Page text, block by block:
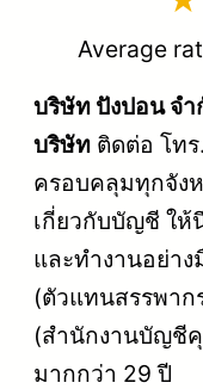
Average
บริษัท ปังปอน จำ
บริษัท ติดต่อ โท
ครอบคลุมทุกจัง
เกี่ยวกับบัญชี ให้
และทำงานอย่า
(ตัวแทนสรรพา
(สำนักงานบัญชี
มากกว่า 29 ปี